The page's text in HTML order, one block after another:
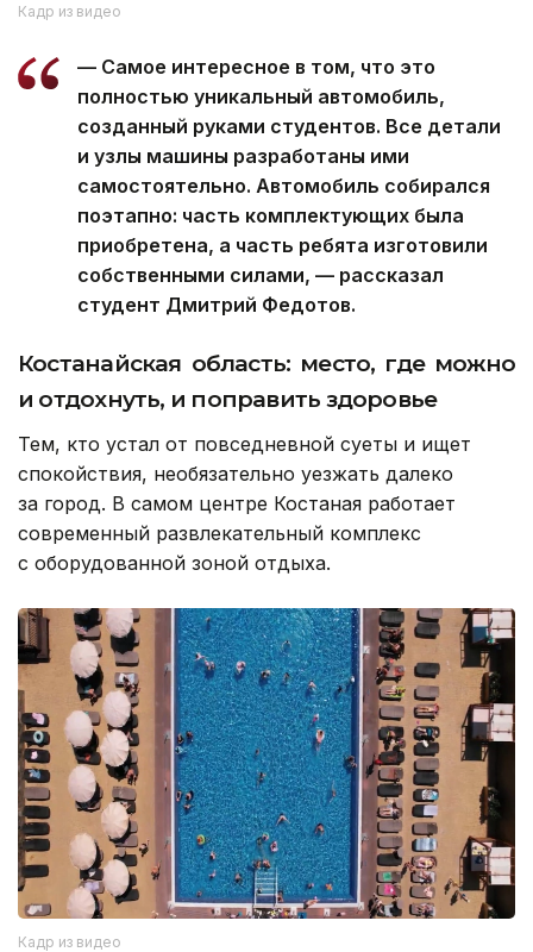
Кадр из видео
— Самое интересное в том, что это
полностью уникальный автомобиль,
созданный руками студентов. Все детали
и узлы машины разработаны ими
самостоятельно. Автомобиль собирался
поэтапно: часть комплектующих была
приобретена, а часть ребята изготовили
собственными силами, — рассказал
студент Дмитрий Федотов.
Костанайская область: место, где можно
и отдохнуть, и поправить здоровье
Тем, кто устал от повседневной суеты и ищет
спокойствия, необязательно уезжать далеко
за город. В самом центре Костаная работает
современный развлекательный комплекс
с оборудованной зоной отдыха.
Кадр из видео